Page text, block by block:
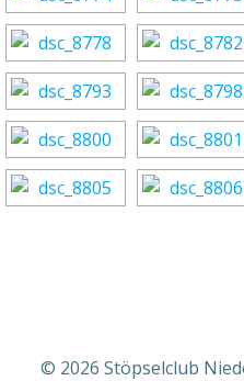
© 2026 Stöpselclub